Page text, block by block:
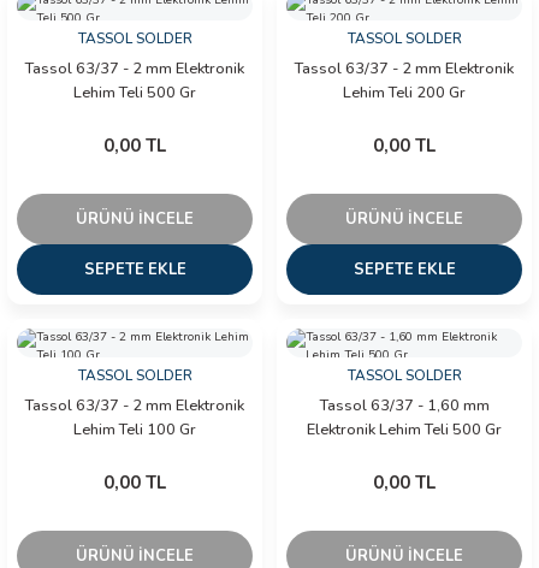
TASSOL SOLDER
Tassol 63/37 - 2 mm Elektronik
Lehim Teli 500 Gr
0,00 TL
ÜRÜNÜ İNCELE
SEPETE EKLE
TASSOL SOLDER
Tassol 63/37 - 2 mm Elektronik
Lehim Teli 200 Gr
0,00 TL
ÜRÜNÜ İNCELE
SEPETE EKLE
TASSOL SOLDER
Tassol 63/37 - 2 mm Elektronik
Lehim Teli 100 Gr
0,00 TL
ÜRÜNÜ İNCELE
TASSOL SOLDER
Tassol 63/37 - 1,60 mm
Elektronik Lehim Teli 500 Gr
0,00 TL
ÜRÜNÜ İNCELE